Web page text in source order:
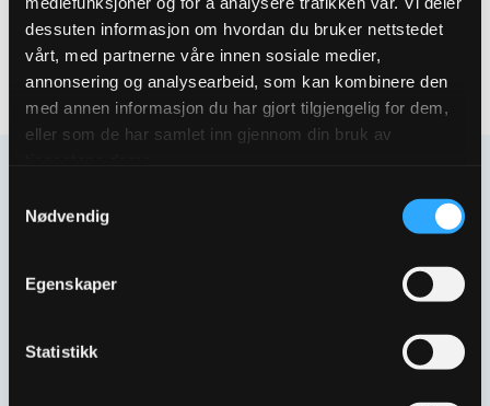
dessuten informasjon om hvordan du bruker nettstedet
vårt, med partnerne våre innen sosiale medier,
annonsering og analysearbeid, som kan kombinere den
med annen informasjon du har gjort tilgjengelig for dem,
eller som de har samlet inn gjennom din bruk av
Nødvendig
Egenskaper
Statistikk